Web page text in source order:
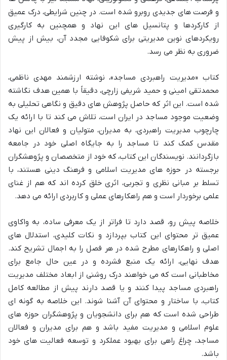
و فرصت های جدیدی روبرو شده است. در چنین شرایطی، درک عمیق
از کارکردها و پتانسیل های این نهاد و همچنین به کارگیری
رویکردهای نوین مدیریتی برای شکوفایی مجدد آن، بیش از پیش
ضروری به نظر می رسد.
کتاب «مدیریت راهبردی مساجد»، نوشته ارزشمند مهدی ناظمی،
محمدتقی امینی و حمید شریفی زارچی، دقیقاً با همین هدف نگاشته
شده است. این اثر که حاصل پژوهش های دقیق و نگاهی تحلیلی به
وضعیت موجود مساجد در ایران است، تلاش می کند تا با ارائه یک
چارچوب مدیریت راهبردی، به مدیران، متولیان و فعالان این نهاد
مقدس کمک کند تا مساجد را به جایگاه اصلی خود در جامعه
بازگردانند. نویسندگان این کتاب، که خود از متخصصان و پژوهشگران
برجسته در حوزه های مدیریت اسلامی و فرهنگ دینی هستند، با
تسلط بر مبانی نظری و تجربی، اثری خلق کرده اند که هم از غنای
علمی برخوردار است و هم راهکارهای عملی و کاربردی ارائه می دهد.
خلاصه پیش رو، قصد دارد تا فراتر از یک معرفی ساده، به واکاوی
عمیق تر محتوای این کتاب بپردازد و نکات کلیدی، استدلال های
اصلی و راهکارهای مطرح شده در هر فصل را به اجمال تشریح کند.
هدف نهایی، ارائه یک منبع فشرده و در عین حال جامع برای
مخاطبانی است که می خواهند درک روشنی از ابعاد مختلف مدیریت
راهبردی مساجد پیدا کنند و یا قصد دارند پیش از مطالعه کامل
کتاب، با ساختار و محتوای آن آشنا شوند. این خلاصه به گونه ای
طراحی شده است که هم برای دانشجویان و پژوهشگران حوزه های
علوم اسلامی و مدیریت مفید باشد و هم برای مدیران و فعالان
مساجد، چراغ راهی برای بهبود عملکرد و توسعه فعالیت های خود
باشد.